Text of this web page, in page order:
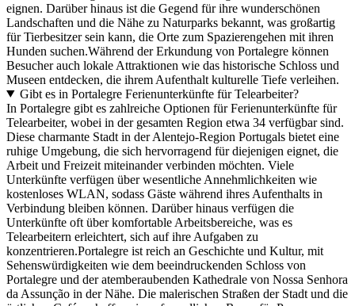
eignen. Darüber hinaus ist die Gegend für ihre wunderschönen
Landschaften und die Nähe zu Naturparks bekannt, was großartig
für Tierbesitzer sein kann, die Orte zum Spazierengehen mit ihren
Hunden suchen.Während der Erkundung von Portalegre können
Besucher auch lokale Attraktionen wie das historische Schloss und
Museen entdecken, die ihrem Aufenthalt kulturelle Tiefe verleihen.
Gibt es in Portalegre Ferienunterkünfte für Telearbeiter?
In Portalegre gibt es zahlreiche Optionen für Ferienunterkünfte für
Telearbeiter, wobei in der gesamten Region etwa 34 verfügbar sind.
Diese charmante Stadt in der Alentejo-Region Portugals bietet eine
ruhige Umgebung, die sich hervorragend für diejenigen eignet, die
Arbeit und Freizeit miteinander verbinden möchten. Viele
Unterkünfte verfügen über wesentliche Annehmlichkeiten wie
kostenloses WLAN, sodass Gäste während ihres Aufenthalts in
Verbindung bleiben können. Darüber hinaus verfügen die
Unterkünfte oft über komfortable Arbeitsbereiche, was es
Telearbeitern erleichtert, sich auf ihre Aufgaben zu
konzentrieren.Portalegre ist reich an Geschichte und Kultur, mit
Sehenswürdigkeiten wie dem beeindruckenden Schloss von
Portalegre und der atemberaubenden Kathedrale von Nossa Senhora
da Assunção in der Nähe. Die malerischen Straßen der Stadt und die